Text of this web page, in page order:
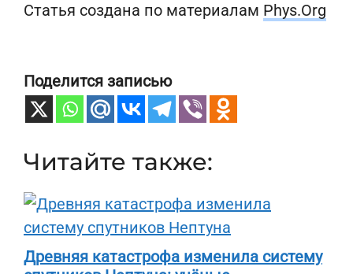
Статья создана по материалам Phys.Org
Поделится записью
Читайте также:
Древняя катастрофа изменила систему